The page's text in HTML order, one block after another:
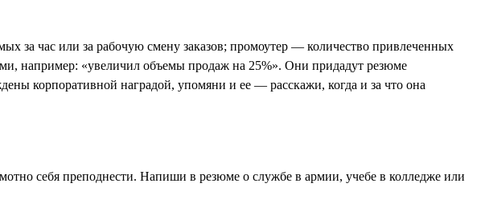
за час или за рабочую смену заказов; промоутер — количество привлеченных
например: «увеличил объемы продаж на 25%». Они придадут резюме
корпоративной наградой, упомяни и ее — расскажи, когда и за что она
себя преподнести. Напиши в резюме о службе в армии, учебе в колледже или